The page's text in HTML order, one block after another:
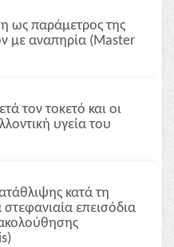
ως παράμετρος της
με αναπηρία (Master
τον τοκετό και οι
υγεία του
κατά τη
επεισόδια